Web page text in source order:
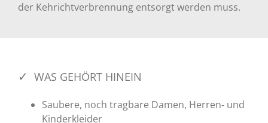
der Kehrichtverbrennung entsorgt werden muss.
WAS GEHÖRT HINEIN
Saubere, noch tragbare Damen, Herren‐ und
Kinderkleider